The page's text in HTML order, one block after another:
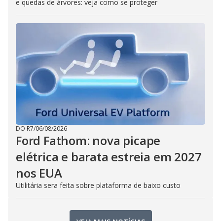
e quedas de árvores: veja como se proteger
DO R7/06/08/2026
Ford Fathom: nova picape
elétrica e barata estreia em 2027
nos EUA
Utilitária sera feita sobre plataforma de baixo custo